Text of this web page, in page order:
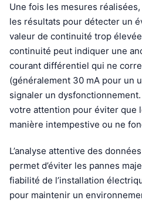
Une fois les mesures
les résultats pour détecter un
valeur de continuité trop
continuité peut indiquer une
courant différentiel qui ne
(généralement 30 mA pour un
signaler un
votre attention pour éviter que
manière intempestive ou ne
L’analyse attentive des
permet d’éviter les pannes
fiabilité de l’installation
pour maintenir un